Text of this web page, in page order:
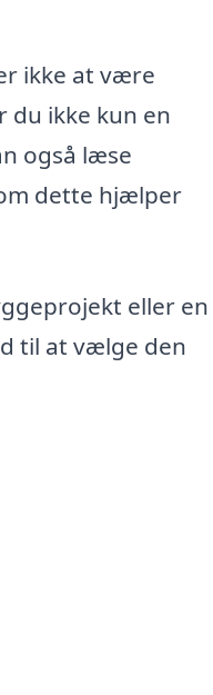
ikke at være
ikke kun en
også læse
dette hjælper
eller en
til at vælge den